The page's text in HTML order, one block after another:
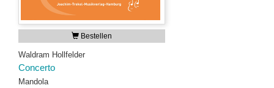
Bestellen
Waldram Hollfelder
Concerto
Mandola